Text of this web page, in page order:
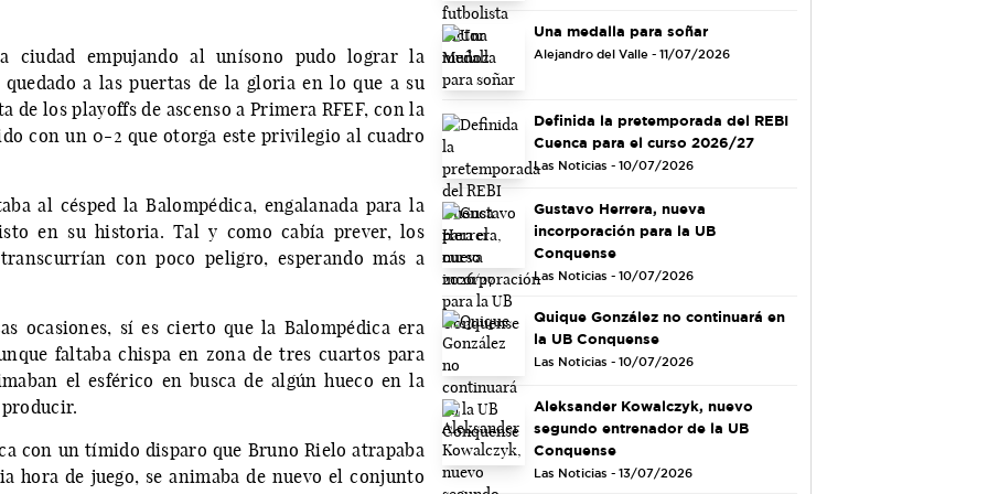
empujando al unísono pudo lograr la
quedado a las puertas de la gloria en lo que a su
de los playoffs de ascenso a Primera RFEF, con la
con un 0-2 que otorga este privilegio al cuadro
al césped la Balompédica, engalanada para la
en su historia. Tal y como cabía prever, los
con poco peligro, esperando más a
ocasiones, sí es cierto que la Balompédica era
faltaba chispa en zona de tres cuartos para
el esférico en busca de algún hueco en la
producir.
con un tímido disparo que Bruno Rielo atrapaba
hora de juego, se animaba de nuevo el conjunto
Una medalla para soñar
Alejandro del Valle - 11/07/2026
Definida la pretemporada del REBI
Cuenca para el curso 2026/27
Las Noticias - 10/07/2026
Gustavo Herrera, nueva
incorporación para la UB
Conquense
Las Noticias - 10/07/2026
Quique González no continuará en
la UB Conquense
Las Noticias - 10/07/2026
Aleksander Kowalczyk, nuevo
segundo entrenador de la UB
Conquense
Las Noticias - 13/07/2026